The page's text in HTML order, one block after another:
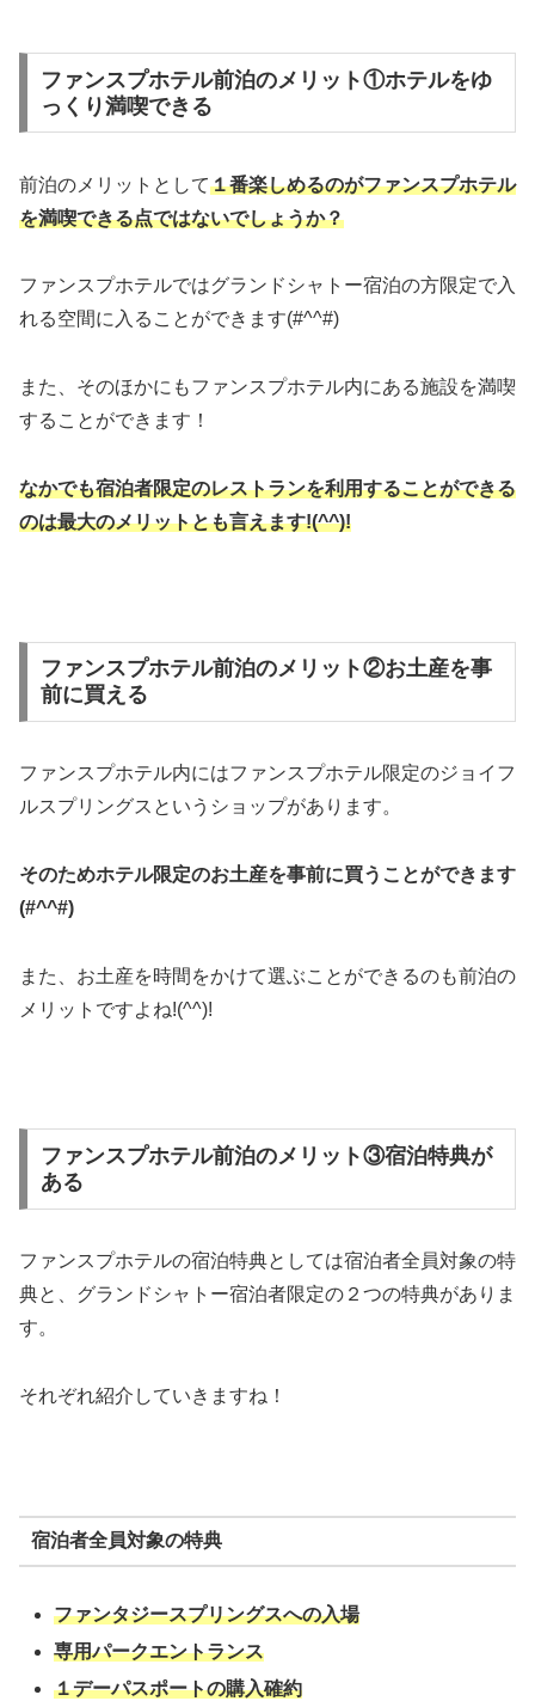
ファンスプホテル前泊のメリット①ホテルをゆ
っくり満喫できる
前泊のメリットとして１番楽しめるのがファンスプホテル
を満喫できる点ではないでしょうか？
ファンスプホテルではグランドシャトー宿泊の方限定で入
れる空間に入ることができます(#^^#)
また、そのほかにもファンスプホテル内にある施設を満喫
することができます！
なかでも宿泊者限定のレストランを利用することができる
のは最大のメリットとも言えます!(^^)!
ファンスプホテル前泊のメリット②お土産を事
前に買える
ファンスプホテル内にはファンスプホテル限定のジョイフ
ルスプリングスというショップがあります。
そのためホテル限定のお土産を事前に買うことができます
(#^^#)
また、お土産を時間をかけて選ぶことができるのも前泊の
メリットですよね!(^^)!
ファンスプホテル前泊のメリット③宿泊特典が
ある
ファンスプホテルの宿泊特典としては宿泊者全員対象の特
典と、グランドシャトー宿泊者限定の２つの特典がありま
す。
それぞれ紹介していきますね！
宿泊者全員対象の特典
ファンタジースプリングスへの入場
専用パークエントランス
１デーパスポートの購入確約